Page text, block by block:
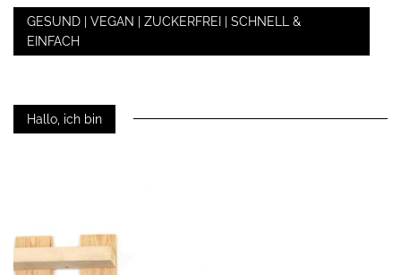
GESUND | VEGAN | ZUCKERFREI | SCHNELL &
EINFACH
Hallo, ich bin